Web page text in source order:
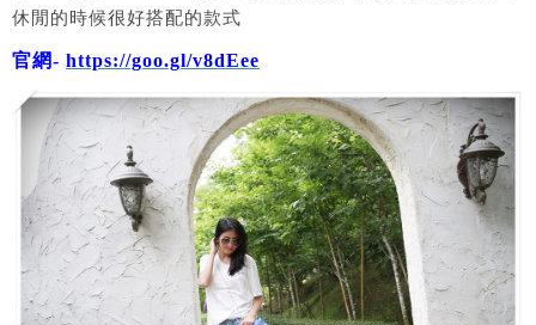
休閒的時候很好搭配的款式
官網- https://goo.gl/v8dEee